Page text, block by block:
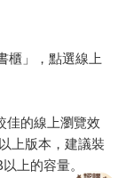
櫃」，點選線上
佳的線上瀏覽效
上版本，建議裝
上的容量。